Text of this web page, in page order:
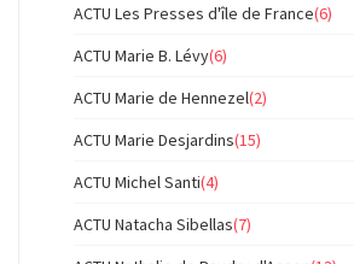
ACTU Les Presses d'île de France(6)
ACTU Marie B. Lévy(6)
ACTU Marie de Hennezel(2)
ACTU Marie Desjardins(15)
ACTU Michel Santi(4)
ACTU Natacha Sibellas(7)